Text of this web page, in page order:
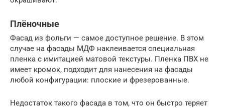
Плёночные
Фасад из фольги — самое доступное решение. В этом
случае на фасады МДФ наклеивается специальная
пленка с имитацией матовой текстуры. Пленка ПВХ не
имеет кромок, подходит для нанесения на фасады
любой конфигурации: плоские и фрезерованные.
Недостаток такого фасада в том, что он быстро теряет